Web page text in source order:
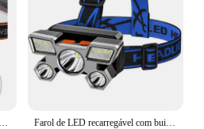
Farol de LED recarregável com built-in 18650 bateria, luz forte, lâmpada principal, lanterna, lanterna de pesca, ao ar livre, USB, 5, 11